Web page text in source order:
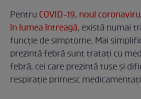
Pentru COVID-19, noul
în lumea întreagă, există numai
funcție de simptome. Mai
prezintă febră sunt tratați cu
febră, cei care prezintă tuse și
respirație primesc